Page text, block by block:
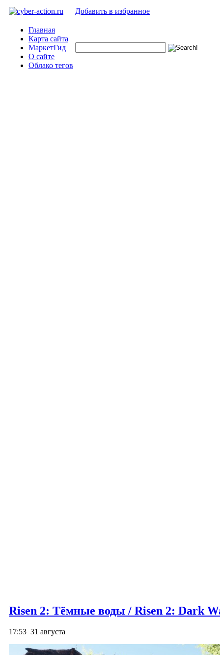
Добавить в избранное
Главная
Карта сайта
МаркетГид
О сайте
Облако тегов
Risen 2: Тёмные воды / Risen 2: Dark
17:53 31 августа